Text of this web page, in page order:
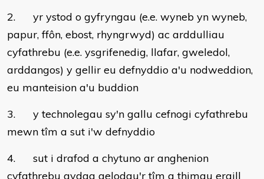
2. yr ystod o gyfryngau (e.e. wyneb yn wyneb,
papur, ffôn, ebost, rhyngrwyd) ac arddulliau
cyfathrebu (e.e. ysgrifenedig, llafar, gweledol,
arddangos) y gellir eu defnyddio a'u nodweddion,
eu manteision a'u buddion
3. y technolegau sy'n gallu cefnogi cyfathrebu
mewn tîm a sut i'w defnyddio
4. sut i drafod a chytuno ar anghenion
cyfathrebu gydag aelodau'r tîm a thimau eraill